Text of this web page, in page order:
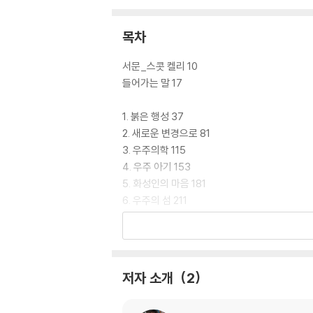
목차
서문_스콧 켈리 10
들어가는 말 17
1. 붉은 행성 37
2. 새로운 변경으로 81
3. 우주의학 115
4. 우주 아기 153
5. 화성인의 마음 181
6. 우주의 섬 211
7. 미생물 동료 253
감사의 말 358
저자 소개 2